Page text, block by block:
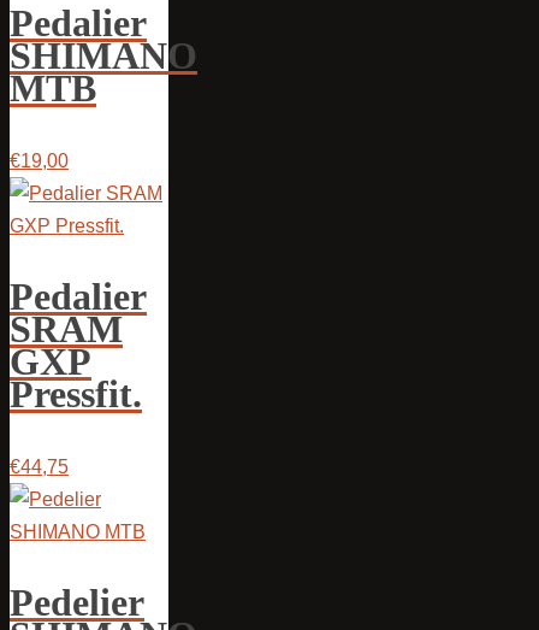
Pedalier
SHIMANO
MTB
€19,00
Pedalier
SRAM
GXP
Pressfit.
€44,75
Pedelier